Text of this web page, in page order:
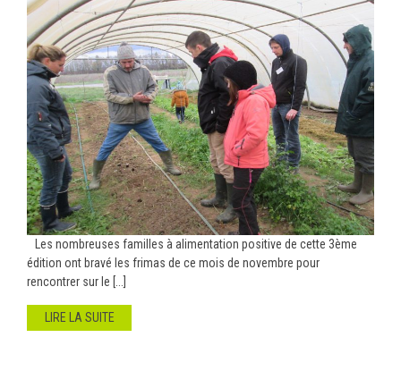
Les nombreuses familles à alimentation positive de cette 3ème
édition ont bravé les frimas de ce mois de novembre pour
rencontrer sur le [...]
LIRE LA SUITE